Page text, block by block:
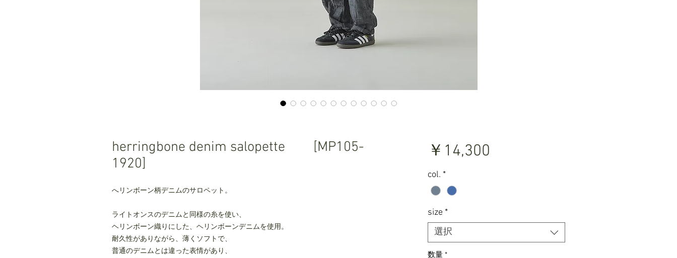
herringbone denim salopette [MP105-
1920]
へリンボーン柄デニムのサロペット。
ライトオンスのデニムと同様の糸を使い、
ヘリンボーン織りにした、ヘリンボーンデニムを使用。
耐久性がありながら、薄くソフトで、
普通のデニムとは違った表情があり、
￥14,300
col. *
size *
選択
数量 *